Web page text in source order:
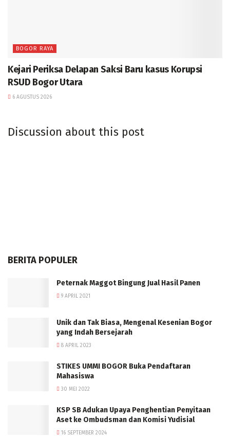
BOGOR RAYA
Kejari Periksa Delapan Saksi Baru kasus Korupsi
RSUD Bogor Utara
6 AGUSTUS 2026
Discussion about this post
BERITA POPULER
Peternak Maggot Bingung Jual Hasil Panen
9 APRIL 2021
Unik dan Tak Biasa, Mengenal Kesenian Bogor
yang Indah Bersejarah
8 APRIL 2023
STIKES UMMI BOGOR Buka Pendaftaran
Mahasiswa
30 MEI 2022
KSP SB Adukan Upaya Penghentian Penyitaan
Aset ke Ombudsman dan Komisi Yudisial
16 SEPTEMBER 2024